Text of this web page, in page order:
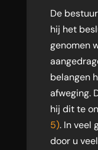
De
hij het
genomen
belangen
afweging.
hij dit te
5). In veel
door u